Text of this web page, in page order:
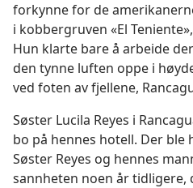
forkynne for de
i kobbergruven «El
Hun klarte bare å arbeide
den tynne luften oppe i
ved foten av fjellene,
Søster Lucila Reyes i
bo på hennes hotell. Der ble
Søster Reyes og hennes
sannheten noen år tidligere,